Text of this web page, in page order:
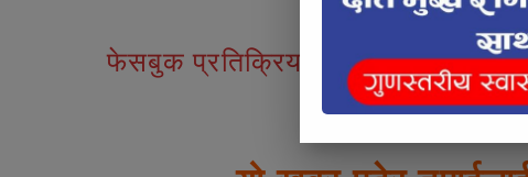
Article
फेसबुक प्रतिक्रियाहरु